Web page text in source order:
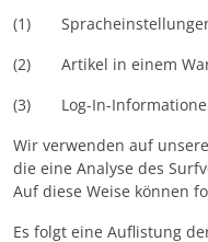
(1)
(2) Artikel in einem
(3) Log-In-
Wir verwenden auf
die eine Analyse des
Auf diese Weise können
Es folgt eine Auflistung